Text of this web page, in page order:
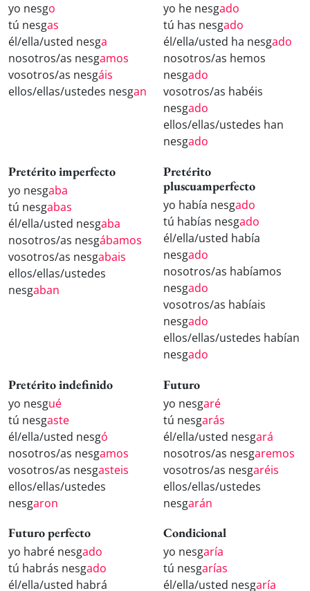
yo nesgo
tú nesgas
él/ella/usted nesga
nosotros/as nesgamos
vosotros/as nesgáis
ellos/ellas/ustedes nesgan
yo he nesgado
tú has nesgado
él/ella/usted ha nesgado
nosotros/as hemos
nesgado
vosotros/as habéis
nesgado
ellos/ellas/ustedes han
nesgado
Pretérito imperfecto
yo nesgaba
tú nesgabas
él/ella/usted nesgaba
nosotros/as nesgábamos
vosotros/as nesgabais
ellos/ellas/ustedes
nesgaban
Pretérito
pluscuamperfecto
yo había nesgado
tú habías nesgado
él/ella/usted había
nesgado
nosotros/as habíamos
nesgado
vosotros/as habíais
nesgado
ellos/ellas/ustedes habían
nesgado
Pretérito indefinido
yo nesgué
tú nesgaste
él/ella/usted nesgó
nosotros/as nesgamos
vosotros/as nesgasteis
ellos/ellas/ustedes
nesgaron
Futuro
yo nesgaré
tú nesgarás
él/ella/usted nesgará
nosotros/as nesgaremos
vosotros/as nesgaréis
ellos/ellas/ustedes
nesgarán
Futuro perfecto
yo habré nesgado
tú habrás nesgado
él/ella/usted habrá
Condicional
yo nesgaría
tú nesgarías
él/ella/usted nesgaría